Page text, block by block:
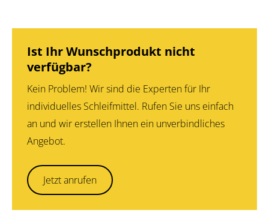
Ist Ihr Wunschprodukt nicht
verfügbar?
Kein Problem! Wir sind die Experten für Ihr
individuelles Schleifmittel. Rufen Sie uns einfach
an und wir erstellen Ihnen ein unverbindliches
Angebot.
Jetzt anrufen